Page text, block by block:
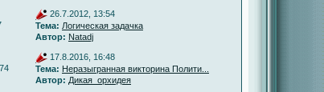
26.7.2012, 13:54
Тема: Логическая задачка
Автор: Natadj
17.8.2016, 16:48
Тема: Неразыгранная викторина Полити...
Автор: Дикая_орхидея